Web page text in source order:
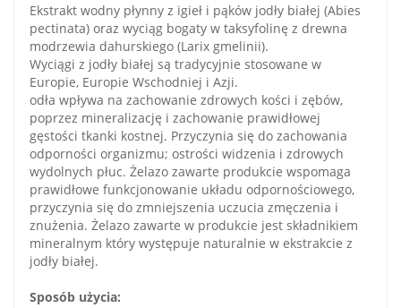
Ekstrakt wodny płynny z igieł i pąków jodły białej (Abies
pectinata) oraz wyciąg bogaty w taksyfolinę z drewna
modrzewia dahurskiego (Larix gmelinii).
Wyciągi z jodły białej są tradycyjnie stosowane w
Europie, Europie Wschodniej i Azji.
odła wpływa na zachowanie zdrowych kości i zębów,
poprzez mineralizację i zachowanie prawidłowej
gęstości tkanki kostnej. Przyczynia się do zachowania
odporności organizmu; ostrości widzenia i zdrowych
wydolnych płuc. Żelazo zawarte produkcie wspomaga
prawidłowe funkcjonowanie układu odpornościowego,
przyczynia się do zmniejszenia uczucia zmęczenia i
znużenia. Żelazo zawarte w produkcie jest składnikiem
mineralnym który występuje naturalnie w ekstrakcie z
jodły białej.
Sposób użycia: